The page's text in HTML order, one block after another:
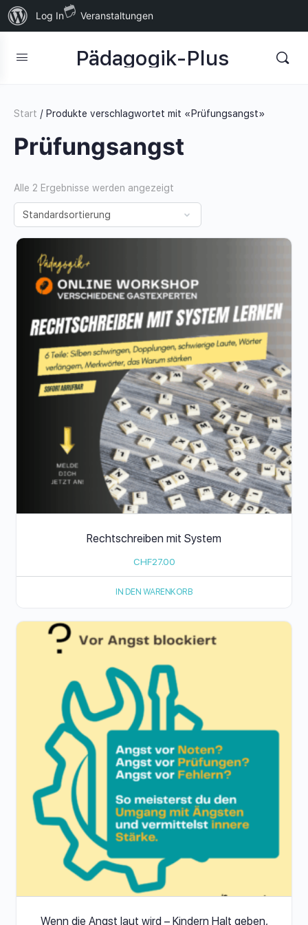
Über
WordPress
Log In Veranstaltungen
Pädagogik-Plus
Start / Produkte verschlagwortet mit «Prüfungsangst»
Prüfungsangst
Alle 2 Ergebnisse werden angezeigt
Rechtschreiben mit System
CHF27.00
IN DEN WARENKORB
Wenn die Angst laut wird – Kindern Halt geben,